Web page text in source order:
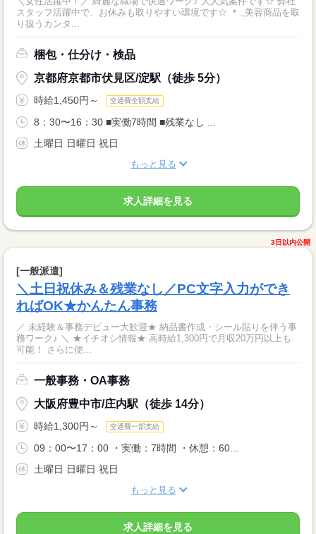
スタッフ活躍中で、お休みも取りやすい環境です☆ ＊.,美容商品を取
り扱うカンタ...
梱包・仕分け・検品
京都府京都市伏見区/淀駅（徒歩 5分）
時給1,450円～ 交通費全額支給
8：30〜16：30 ■実働7時間 ■残業なし ...
土曜日 日曜日 祝日
もっと見る
求人詳細を見る
3日以内公開
[一般派遣]
＼土日祝休み＆残業なし／PC文字入力ができ
ればOK★かんたん事務
／ 未経験＆事務デビュー大歓迎★ 納品書作成・シール貼りを伴う事
務ワーク♪ ＼ ★イチオシ情報★ 高時給1,300円で月収20万円以上も
可能！ さらに便...
一般事務・OA事務
大阪府豊中市/庄内駅（徒歩 14分）
時給1,300円～ 交通費一部支給
09：00〜17：00 ・実働：7時間 ・休憩：60...
土曜日 日曜日 祝日
もっと見る
求人詳細を見る